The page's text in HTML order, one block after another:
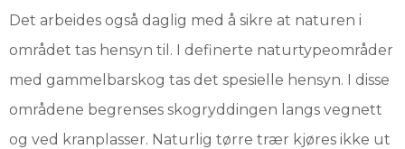
Det arbeides også daglig med å sikre at naturen i
området tas hensyn til. I definerte naturtypeområder
med gammelbarskog tas det spesielle hensyn. I disse
områdene begrenses skogryddingen langs vegnett
og ved kranplasser. Naturlig tørre trær kjøres ikke ut